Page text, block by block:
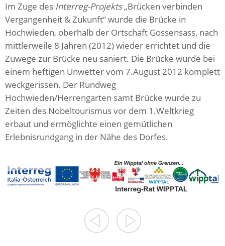
Im Zuge des Interreg-Projekts„Brücken verbinden
Vergangenheit & Zukunft“ wurde die Brücke in
Hochwieden, oberhalb der Ortschaft Gossensass, nach
mittlerweile 8 Jahren (2012) wieder errichtet und die
Zuwege zur Brücke neu saniert. Die Brücke wurde bei
einem heftigen Unwetter vom 7.August 2012 komplett
weckgerissen. Der Rundweg
Hochwieden/Herrengarten samt Brücke wurde zu
Zeiten des Nobeltourismus vor dem 1.Weltkrieg
erbaut und ermöglichte einen gemütlichen
Erlebnisrundgang in der Nähe des Dorfes.